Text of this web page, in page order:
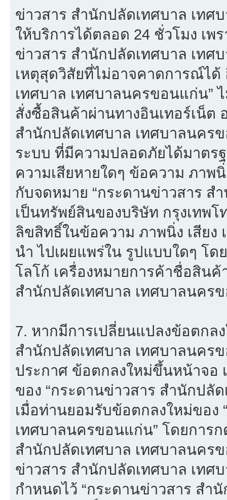
ข่าวสาร สำนักปลัดเทศบาล เทศ
ให้บริการได้ตลอด 24 ชั่วโมง เพ
ข่าวสาร สำนักปลัดเทศบาล เท
เหตุสุดวิสัยที่ไม่อาจคาดการณ์ได้
เทศบาล เทศบาลนครขอนแก่น”
สั่งซื้อสินค้าผ่านทางอินเทอร์เน็ต
สำนักปลัดเทศบาล เทศบาลนคร
ระบบ ที่มีความปลอดภัยได้มาตร
ความเสียหายใดๆ ข้อความ ภาพ
กับจดหมาย “กระดานข่าวสาร ส
เป็นทรัพย์สินของบริษัท กรุงเทพ
ลิขสิทธิ์ในข้อความ ภาพนิ่ง เสีย
นำ ไปเผยแพร่ใน รูปแบบใดๆ โ
โลโก้ เครื่องหมายการค้าชื่อสินค้
สำนักปลัดเทศบาล เทศบาลนคร
7. หากมีการเปลี่ยนแปลงข้อตกล
สำนักปลัดเทศบาล เทศบาลนคร
ประกาศ ข้อตกลงใหม่ขึ้นหน้าจอ
ของ “กระดานข่าวสาร สำนักปลั
เมื่อท่านยอมรับข้อตกลงใหม่ของ
เทศบาลนครขอนแก่น” โดยการ
สำนักปลัดเทศบาล เทศบาลนคร
ข่าวสาร สำนักปลัดเทศบาล เทศ
กำหนดไว้ “กระดานข่าวสาร สำ